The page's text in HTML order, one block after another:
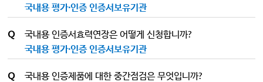
국내용 평가·인증 인증서보유기관
Q
국내용 인증서효력연장은 어떻게 신청합니까?
국내용 평가·인증 인증서보유기관
Q
국내용 인증제품에 대한 중간점검은 무엇입니까?